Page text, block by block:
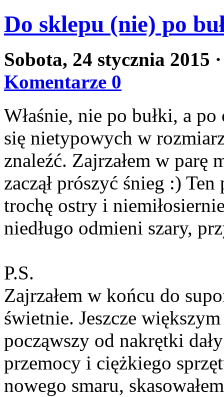
Do sklepu (nie) po
Sobota, 24 stycznia 2015
Komentarze 0
Właśnie, nie po bułki, a
się nietypowych w
znaleźć. Zajrzałem w
zaczął prószyć śnieg :)
trochę ostry i
niedługo odmieni szary,
P.S.
Zajrzałem w końcu do
świetnie. Jeszcze
począwszy od nakrętki
przemocy i ciężkiego
nowego smaru,